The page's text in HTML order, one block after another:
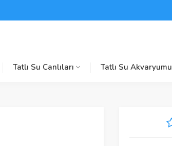
Tatlı Su Canlıları Tatlı Su Akvaryumu